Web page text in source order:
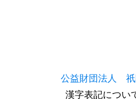
公益財団法人 祇
漢字表記につい